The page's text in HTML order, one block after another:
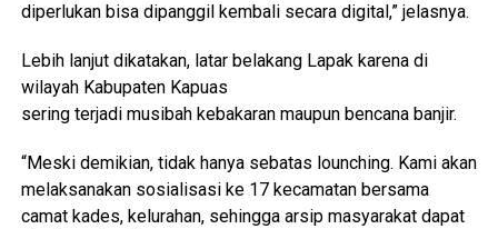
diperlukan bisa dipanggil kembali secara digital,” jelasnya.
Lebih lanjut dikatakan, latar belakang Lapak karena di
wilayah Kabupaten Kapuas
sering terjadi musibah kebakaran maupun bencana banjir.
“Meski demikian, tidak hanya sebatas lounching. Kami akan
melaksanakan sosialisasi ke 17 kecamatan bersama
camat kades, kelurahan, sehingga arsip masyarakat dapat